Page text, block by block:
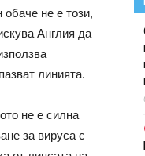
не е този,
Англия да
линията.
не е силна
за вируса с